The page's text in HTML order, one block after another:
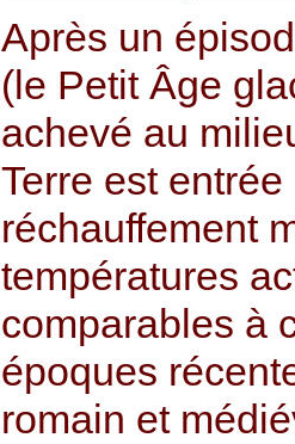
Après un
(le Petit Âge
achevé au
Terre est
réchauffement
températures
comparables à
époques
romain et